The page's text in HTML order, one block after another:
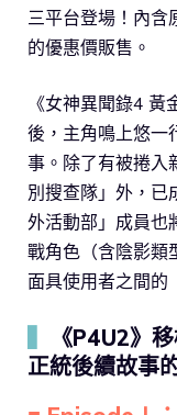
三平台登場！內
的優惠價販售。
《女神異聞錄4
後，主角鳴上悠一
事。除了有被捲入
別搜查隊」外，已
外活動部」成員也
戰角色（含陰影類
面具使用者之間的
《P4U2》
正統後續故事